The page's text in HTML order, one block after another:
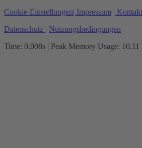
Cookie-Einstellungen| Impressum | Kontakt
Datenschutz | Nutzungsbedingungen
Time: 0.008s | Peak Memory Usage: